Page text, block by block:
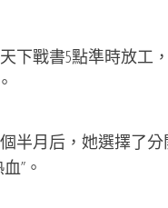
戰書5點準時放工
月后，她選擇了分
”。